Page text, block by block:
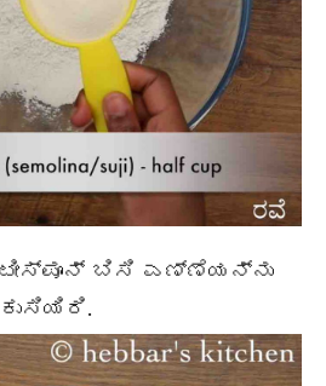
ಬಿಸಿ ಎಣ್ಣೆಯನ್ನು